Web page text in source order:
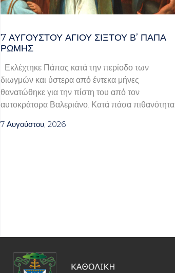
7 ΑΥΓΟΥΣΤΟΥ ΑΓΙΟΥ ΣΙΞΤΟΥ Β’ ΠΑΠΑ
ΡΩΜΗΣ
Εκλέχτηκε Πάπας κατά την περίοδο των
διωγμών και ύστερα από έντεκα μήνες
θανατώθηκε για την πίστη του από τον
αυτοκράτορα Βαλεριάνο. Κατά πάσα πιθανότητα
7 Αυγούστου, 2026